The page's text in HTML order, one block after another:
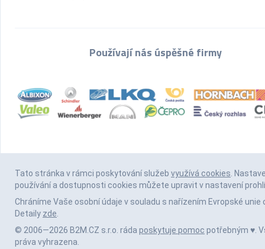
Používají nás úspěšné firmy
Tato stránka v rámci poskytování služeb využívá cookies.
používání a dostupnosti cookies můžete upravit v nastavení
Chráníme Vaše osobní údaje v souladu s nařízením Evropské unie
Detaily zde.
© 2006—2026 B2M.CZ s.r.o. ráda poskytuje pomoc potřebným ♥️.
práva vyhrazena.